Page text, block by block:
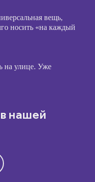
вещь,
носить «на каждый
на улице. Уже
нашей